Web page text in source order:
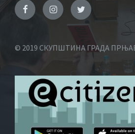
© 2019 СКУПШТИНА ГРАДА